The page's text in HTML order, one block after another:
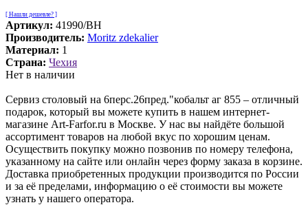
[ Нашли дешевле? ]
Артикул: 41990/BH
Производитель: Moritz zdekalier
Материал: 1
Страна: Чехия
Нет в наличии
Сервиз столовый на 6перс.26пред."кобальт аг 855 – отличный
подарок, который вы можете купить в нашем интернет-
магазине Art-Farfor.ru в Москве. У нас вы найдёте большой
ассортимент товаров на любой вкус по хорошим ценам.
Осуществить покупку можно позвонив по номеру телефона,
указанному на сайте или онлайн через форму заказа в корзине.
Доставка приобретенных продукции производится по России
и за её пределами, информацию о её стоимости вы можете
узнать у нашего оператора.